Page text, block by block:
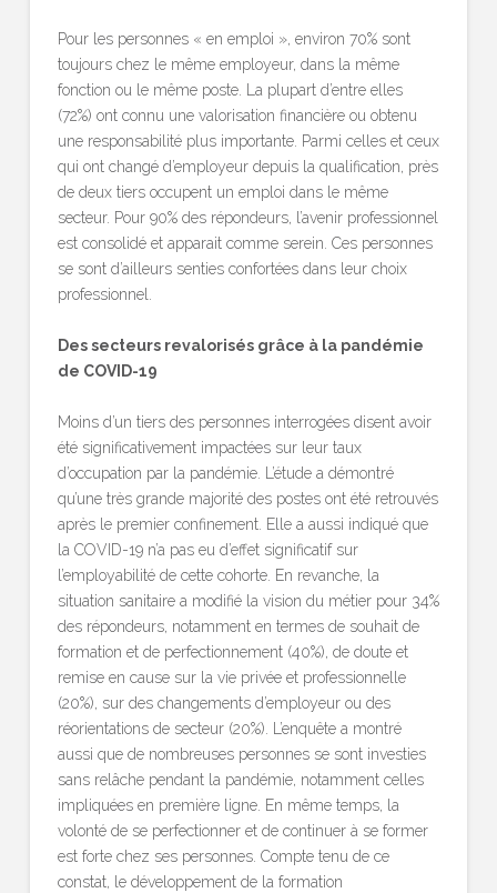
Pour les personnes « en emploi », environ 70% sont
toujours chez le même employeur, dans la même
fonction ou le même poste. La plupart d’entre elles
(72%) ont connu une valorisation financière ou obtenu
une responsabilité plus importante. Parmi celles et ceux
qui ont changé d’employeur depuis la qualification, près
de deux tiers occupent un emploi dans le même
secteur. Pour 90% des répondeurs, l’avenir professionnel
est consolidé et apparait comme serein. Ces personnes
se sont d’ailleurs senties confortées dans leur choix
professionnel.
Des secteurs revalorisés grâce à la pandémie
de COVID-19
Moins d’un tiers des personnes interrogées disent avoir
été significativement impactées sur leur taux
d’occupation par la pandémie. L’étude a démontré
qu’une très grande majorité des postes ont été retrouvés
après le premier confinement. Elle a aussi indiqué que
la COVID-19 n’a pas eu d’effet significatif sur
l’employabilité de cette cohorte. En revanche, la
situation sanitaire a modifié la vision du métier pour 34%
des répondeurs, notamment en termes de souhait de
formation et de perfectionnement (40%), de doute et
remise en cause sur la vie privée et professionnelle
(20%), sur des changements d’employeur ou des
réorientations de secteur (20%). L’enquête a montré
aussi que de nombreuses personnes se sont investies
sans relâche pendant la pandémie, notamment celles
impliquées en première ligne. En même temps, la
volonté de se perfectionner et de continuer à se former
est forte chez ses personnes. Compte tenu de ce
constat, le développement de la formation